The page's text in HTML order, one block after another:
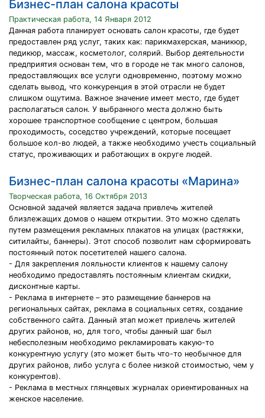
Бизнес-план салона красоты
Практическая работа, 14 Января 2012
Данная работа планирует основать салон красоты, где будет
предоставлен ряд услуг, таких как: парикмахерская, маникюр,
педикюр, массаж, косметолог, солярий. Выбор деятельности
предприятия основан тем, что в городе не так много салонов,
предоставляющих все услуги одновременно, поэтому можно
сделать вывод, что конкуренция в этой отрасли не будет
слишком ощутима. Важное значение имеет место, где будет
располагаться салон. У выбранного места должно быть
хорошее транспортное сообщение с центром, большая
проходимость, соседство учреждений, которые посещает
большое кол-во людей, а также необходимо учесть социальный
статус, проживающих и работающих в округе людей.
Бизнес-план салона красоты «Марина»
Творческая работа, 16 Октября 2013
Основной задачей является задача привлечь жителей
близлежащих домов о нашем открытии. Это можно сделать
путем размещения рекламных плакатов на улицах (растяжки,
ситилайты, баннеры). Этот способ позволит нам сформировать
постоянный поток посетителей нашего салона.
- Для закрепления лояльности клиентов к нашему салону
необходимо предоставлять постоянным клиентам скидки,
дисконтные карты.
- Реклама в интернете – это размещение баннеров на
региональных сайтах, реклама в социальных сетях, создание
собственного сайта. Данный этап может привлечь жителей
других районов, но, для того, чтобы данный шаг был
небесполезным необходимо рекламировать какую-то
конкурентную услугу (это может быть что-то необычное для
других районов, либо услуга с более низкой стоимостью, чем у
конкурентов).
- Реклама в местных глянцевых журналах ориентированных на
женское население.